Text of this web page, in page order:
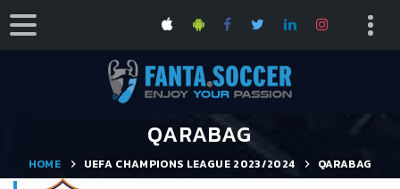
QARABAG
HOME UEFA CHAMPIONS LEAGUE 2023/2024 QARABAG